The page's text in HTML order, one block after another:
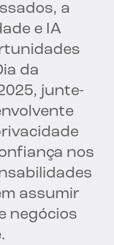
a
e IA
da
junte-
nos
assumir
negócios